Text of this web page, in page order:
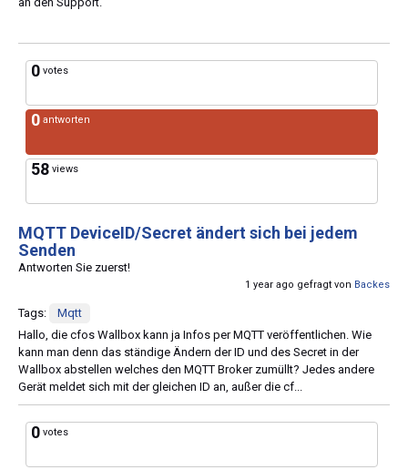
0 votes
0 antworten
58 views
MQTT DeviceID/Secret ändert sich bei jedem
Senden
Antworten Sie zuerst!
1 year ago gefragt von Backes
Tags:
Mqtt
Hallo, die cfos Wallbox kann ja Infos per MQTT veröffentlichen. Wie
kann man denn das ständige Ändern der ID und des Secret in der
Wallbox abstellen welches den MQTT Broker zumüllt? Jedes andere
Gerät meldet sich mit der gleichen ID an, außer die cf...
0 votes